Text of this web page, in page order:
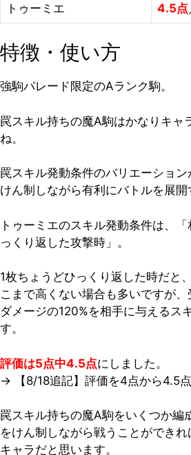
トゥーミエ 4.5点
特徴・使い方
強駒パレード限定のAランク駒。
罠スキル持ちの魔A駒はかなりキャ
ね。
罠スキル発動条件のバリエーショ
けん制しながら有利にバトルを展開
トゥーミエのスキル発動条件は、
っくり返した攻撃時」。
1枚ちょうどひっくり返した時だと
こまで高くない場合も多いですが
ダメージの120%を相手に与えるス
す。
評価は5点中4.5点にしました。
→ 【8/18追記】評価を4点から4.5点
罠スキル持ちの魔A駒をいくつか編
をけん制しながら戦うことができ
キャラだと思います。